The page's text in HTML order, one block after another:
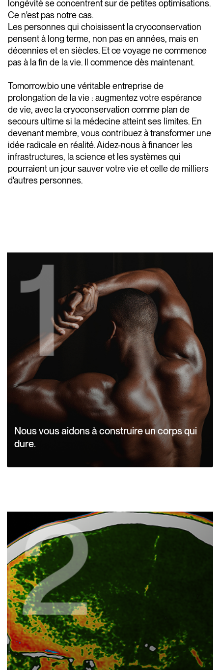
longévité se concentrent sur de petites optimisations.
Ce n'est pas notre cas.
Les personnes qui choisissent la cryoconservation
pensent à long terme, non pas en années, mais en
décennies et en siècles. Et ce voyage ne commence
pas à la fin de la vie. Il commence dès maintenant.
Tomorrow.bio une véritable entreprise de
prolongation de la vie : augmentez votre espérance
de vie, avec la cryoconservation comme plan de
secours ultime si la médecine atteint ses limites. En
devenant membre, vous contribuez à transformer une
idée radicale en réalité. Aidez-nous à financer les
infrastructures, la science et les systèmes qui
pourraient un jour sauver votre vie et celle de milliers
d'autres personnes.
Nous vous aidons à construire un corps qui
dure.